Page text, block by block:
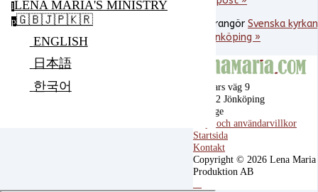
lLENA MARIA'S MINISTRY
p🇬🇧🇯🇵🇰🇷
ENGLISH
日本語
한국어
Arrangör Svenska kyrkan
Jönköping »
Ragnars väg 9
555 92 Jönköping
Sverige
Köp- och användarvillkor
Startsida
Kontakt
Copyright © 2026 Lena Maria
Produktion AB